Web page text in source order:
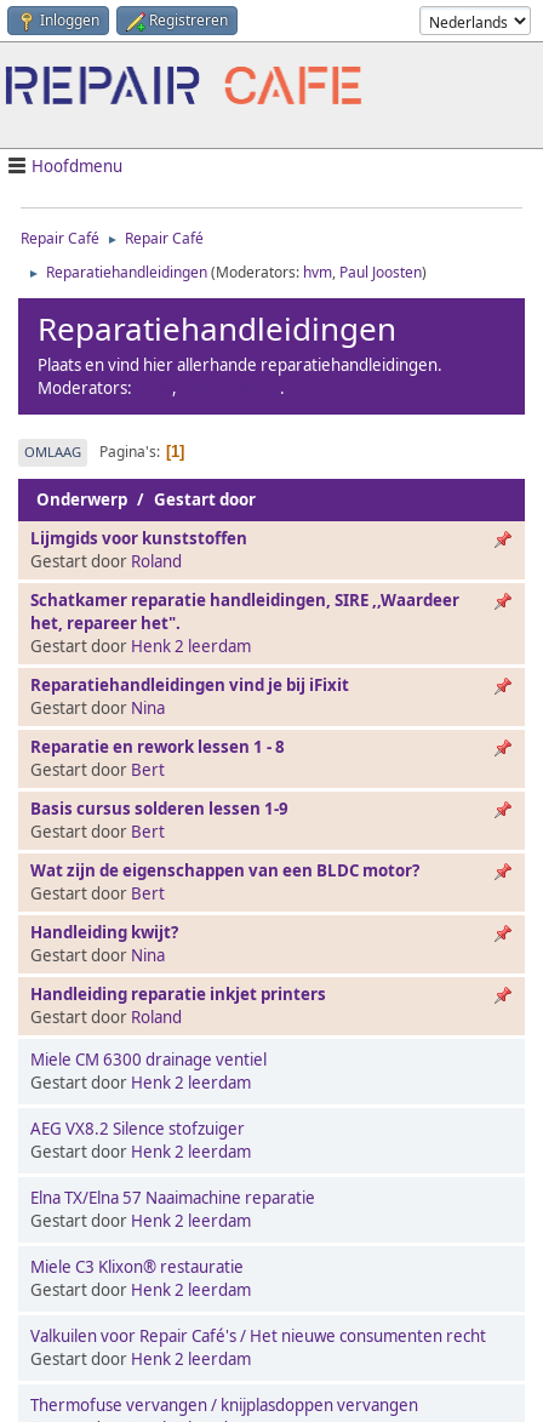
Inloggen Registreren
Hoofdmenu
Repair Café ► Repair Café
► Reparatiehandleidingen(Moderators: hvm, Paul Joosten)
Reparatiehandleidingen
Plaats en vind hier allerhande reparatiehandleidingen.
Moderators:
, .
OMLAAG Pagina's 1
Onderwerp / Gestart door
Lijmgids voor kunststoffen
Gestart door Roland
Schatkamer reparatie handleidingen, SIRE ,,Waardeer
het, repareer het".
Gestart door Henk 2 leerdam
Reparatiehandleidingen vind je bij iFixit
Gestart door Nina
Reparatie en rework lessen 1 - 8
Gestart door Bert
Basis cursus solderen lessen 1-9
Gestart door Bert
Wat zijn de eigenschappen van een BLDC motor?
Gestart door Bert
Handleiding kwijt?
Gestart door Nina
Handleiding reparatie inkjet printers
Gestart door Roland
Miele CM 6300 drainage ventiel
Gestart door Henk 2 leerdam
AEG VX8.2 Silence stofzuiger
Gestart door Henk 2 leerdam
Elna TX/Elna 57 Naaimachine reparatie
Gestart door Henk 2 leerdam
Miele C3 Klixon® restauratie
Gestart door Henk 2 leerdam
Valkuilen voor Repair Café's / Het nieuwe consumenten recht
Gestart door Henk 2 leerdam
Thermofuse vervangen / knijplasdoppen vervangen